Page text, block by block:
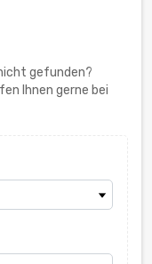
gefunden?
Ihnen gerne bei